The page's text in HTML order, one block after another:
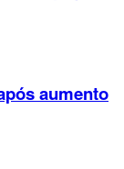
aumento